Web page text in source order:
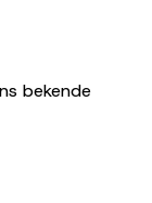
bekende